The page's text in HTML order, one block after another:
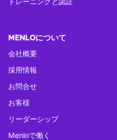
MENLOについて
会社概要
採用情報
お問合せ
お客様
リーダーシップ
Menloで働く